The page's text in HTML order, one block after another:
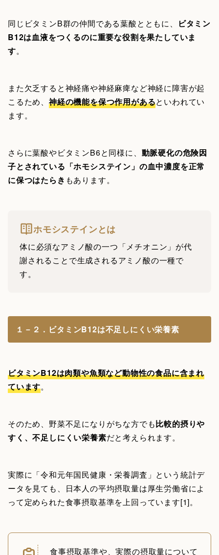
同じビタミンB群の仲間である葉酸とともに、
ビタミン
B12は血液をつくるのに重要な役割を果たしていま
す。
また欠乏すると神経痛や神経麻痺など神経に障害が起
こるため、神経の機能を保つ作用があるといわれてい
ます。
さらに葉酸やビタミンB6と同様に、 動脈硬化の危険因
子とされている「ホモシステイン」の血中濃度を正常
に保つはたらき もあります。
ホモシステインとは
体に必須なアミノ酸の一つ「メチオニン」が代
謝されることで生成されるアミノ酸の一種で
す。
１－２．ビタミンB12は不足しにくい栄養素
ビタミンB12は肉類や魚類など動物性の食品に含まれ
ています。
そのため、野菜不足になりがちな方でも比較的摂りや
すく、不足しにくい栄養素だと考えられます。
実際に「令和元年国民健康・栄養調査」という統計デ
ータを見ても、日本人の平均摂取量は厚生労働省によ
って定められた食事摂取基準を上回っています[1]。
食事摂取基準や、実際の摂取量について